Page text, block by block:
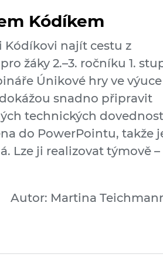
Kódíkem
Kódíkovi najít cestu z
žáky 2.–3. ročníku 1.
Únikové hry ve
snadno připravit
technických
do PowerPointu, takže
Lze ji realizovat týmově
Autor: Martina